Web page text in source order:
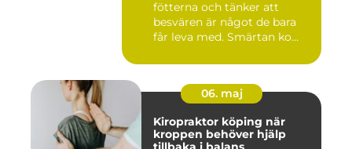
fötterna och tänker att
besvären är något de bara
får leva med. Smärtan ko...
06. maj
Kiropraktor köping när
kroppen behöver hjälp